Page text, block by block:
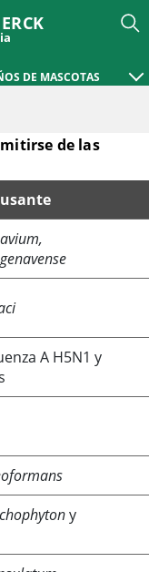
DE MASCOTAS
de las
de las aves a las
A H5N1 y
y